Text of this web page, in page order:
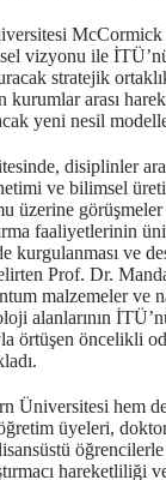
vizyonu ile
stratejik
kurumlar arası
yeni nesil
disiplinler
ve bilimsel
üzerine
faaliyetlerinin
kurgulanması ve
Prof. Dr.
malzemeler ve
alanlarının
örtüşen öncelikli
Üniversitesi hem
üyeleri,
hareketliliği